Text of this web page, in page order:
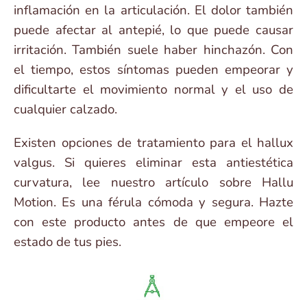
inflamación en la articulación. El dolor también
puede afectar al antepié, lo que puede causar
irritación. También suele haber hinchazón. Con
el tiempo, estos síntomas pueden empeorar y
dificultarte el movimiento normal y el uso de
cualquier calzado.
Existen opciones de tratamiento para el hallux
valgus. Si quieres eliminar esta antiestética
curvatura, lee nuestro artículo sobre Hallu
Motion. Es una férula cómoda y segura. Hazte
con este producto antes de que empeore el
estado de tus pies.